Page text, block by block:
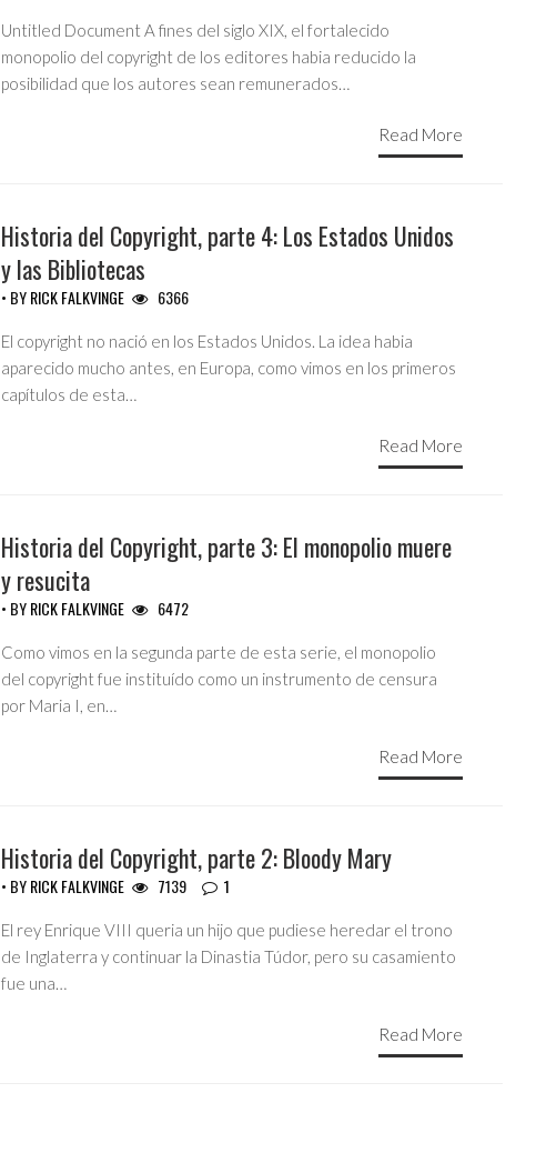
Untitled Document A fines del siglo XIX, el fortalecido
monopolio del copyright de los editores habia reducido la
posibilidad que los autores sean remunerados…
Read More
Historia del Copyright, parte 4: Los Estados Unidos
y las Bibliotecas
• BYRICK FALKVINGE 6366
El copyright no nació en los Estados Unidos. La idea habia
aparecido mucho antes, en Europa, como vimos en los primeros
capítulos de esta…
Read More
Historia del Copyright, parte 3: El monopolio muere
y resucita
• BYRICK FALKVINGE 6472
Como vimos en la segunda parte de esta serie, el monopolio
del copyright fue instituído como un instrumento de censura
por Maria I, en…
Read More
Historia del Copyright, parte 2: Bloody Mary
• BYRICK FALKVINGE 7139 1
El rey Enrique VIII queria un hijo que pudiese heredar el trono
de Inglaterra y continuar la Dinastia Túdor, pero su casamiento
fue una…
Read More